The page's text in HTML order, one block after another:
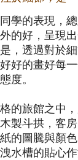
學的表現，
的好，呈現
，透過對於
好的畫好每
度。
的旅館之中
製斗拱，客
的圖騰與顏
水槽的貼心